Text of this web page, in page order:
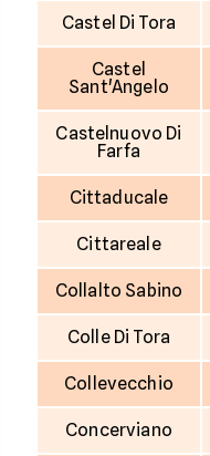
Castel Di Tora
Castel
Sant'Angelo
Castelnuovo Di
Farfa
Cittaducale
Cittareale
Collalto Sabino
Colle Di Tora
Collevecchio
Concerviano